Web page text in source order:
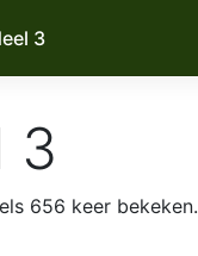
3
3
656 keer bekeken.